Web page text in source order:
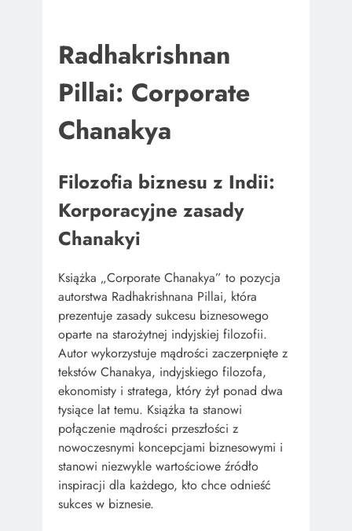
Radhakrishnan
Pillai: Corporate
Chanakya
Filozofia biznesu z Indii:
Korporacyjne zasady
Chanakyi
Książka „Corporate Chanakya” to pozycja
autorstwa Radhakrishnana Pillai, która
prezentuje zasady sukcesu biznesowego
oparte na starożytnej indyjskiej filozofii.
Autor wykorzystuje mądrości zaczerpnięte z
tekstów Chanakya, indyjskiego filozofa,
ekonomisty i stratega, który żył ponad dwa
tysiące lat temu. Książka ta stanowi
połączenie mądrości przeszłości z
nowoczesnymi koncepcjami biznesowymi i
stanowi niezwykle wartościowe źródło
inspiracji dla każdego, kto chce odnieść
sukces w biznesie.